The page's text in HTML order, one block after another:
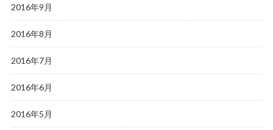
2016年9月
2016年8月
2016年7月
2016年6月
2016年5月